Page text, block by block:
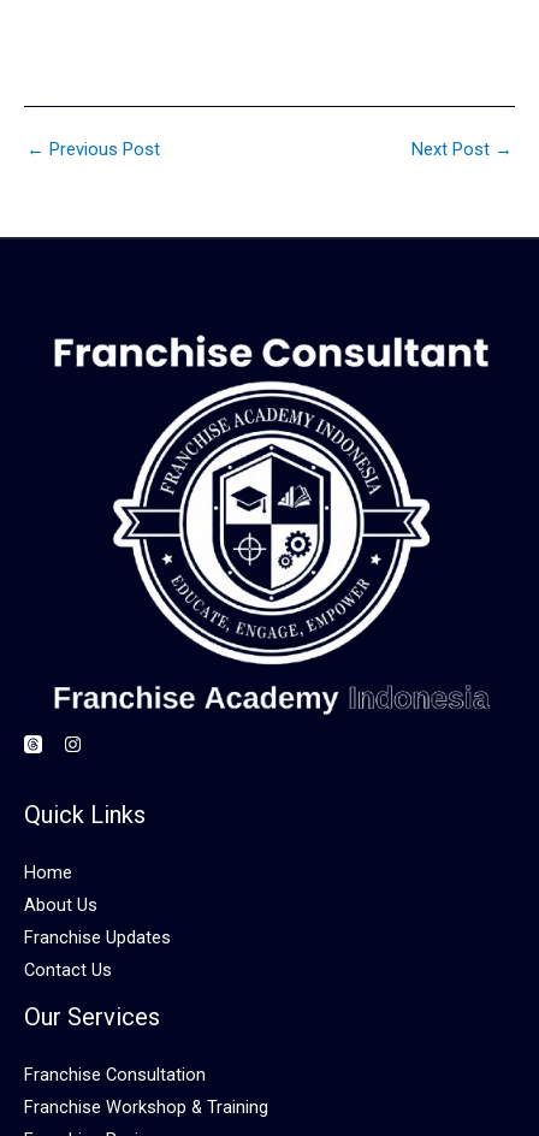
← Previous Post Next Post →
Quick Links
Home
About Us
Franchise Updates
Contact Us
Our Services
Franchise Consultation
Franchise Workshop & Training